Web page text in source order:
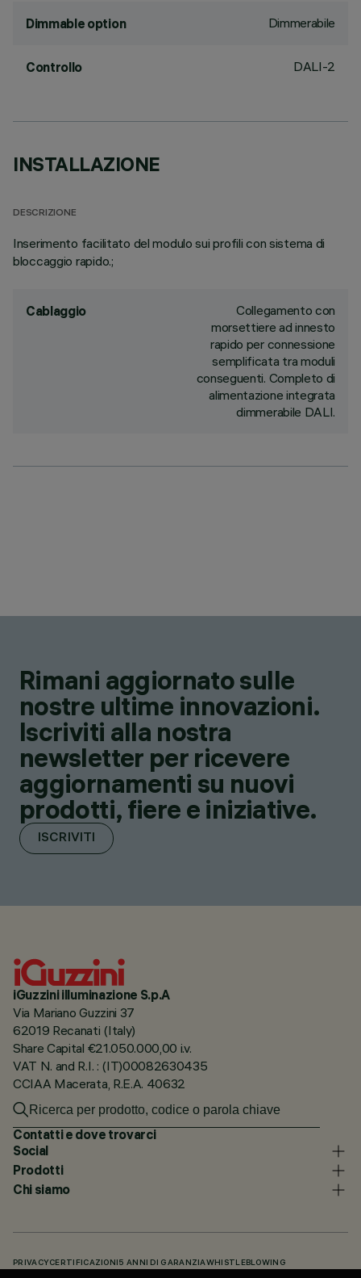
Dimmable option Dimmerabile
Controllo DALI-2
INSTALLAZIONE
DESCRIZIONE
Inserimento facilitato del modulo sui profili con sistema di
bloccaggio rapido.;
Cablaggio
Collegamento con
morsettiere ad innesto
rapido per connessione
semplificata tra moduli
conseguenti. Completo di
alimentazione integrata
dimmerabile DALI.
Rimani aggiornato sulle
nostre ultime innovazioni.
Iscriviti alla nostra
newsletter per ricevere
aggiornamenti su nuovi
prodotti, fiere e iniziative.
ISCRIVITI
iGuzzini illuminazione S.p.A
Via Mariano Guzzini 37
62019 Recanati (Italy)
Share Capital €21.050.000,00 i.v.
VAT N. and R.I. : (IT)00082630435
CCIAA Macerata, R.E.A. 40632
Contatti e dove trovarci
Social
Prodotti
Chi siamo
PRIVACY CERTIFICAZIONI 5 ANNI DI GARANZIAWHISTLEBLOWING